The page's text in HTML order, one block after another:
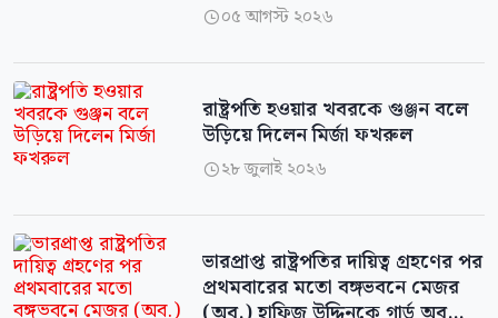
০৫ আগস্ট ২০২৬
রাষ্ট্রপতি হওয়ার খবরকে গুঞ্জন বলে
উড়িয়ে দিলেন মির্জা ফখরুল
২৮ জুলাই ২০২৬
ভারপ্রাপ্ত রাষ্ট্রপতির দায়িত্ব গ্রহণের পর
প্রথমবারের মতো বঙ্গভবনে মেজর